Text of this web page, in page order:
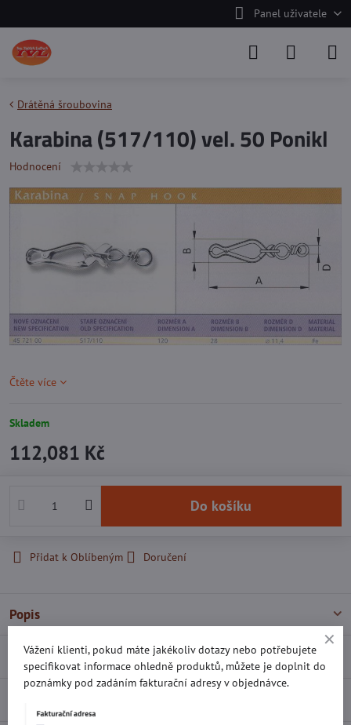
Panel uživatele
Drátěná šroubovina
Karabina (517/110) vel. 50 Ponikl
Hodnocení
Čtěte více
Skladem
112,081 Kč
Do košíku
Přidat k Oblíbeným Doručení
Popis
Recenze 0
Vážení klienti, pokud máte jakékoliv dotazy nebo potřebujete
specifikovat informace ohledně produktů, můžete je doplnit do
poznámky pod zadáním fakturační adresy v objednávce.